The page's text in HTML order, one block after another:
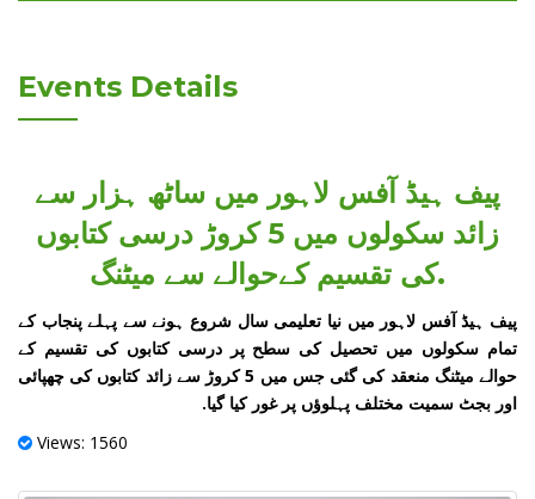
Events Details
پیف ہیڈ آفس لاہور میں ساٹھ ہزار سے
زائد سکولوں میں 5 کروڑ درسی کتابوں
کی تقسیم کےحوالے سے میٹنگ.
پیف ہیڈ آفس لاہور میں نیا تعلیمی سال شروع ہونے سے پہلے پنجاب کے
تمام سکولوں میں تحصیل کی سطح پر درسی کتابوں کی تقسیم کے
حوالے میٹنگ منعقد کی گئی جس میں 5 کروڑ سے زائد کتابوں کی چھپائی
اور بجٹ سمیت مختلف پہلوؤں پر غور کیا گیا.
Views: 1560